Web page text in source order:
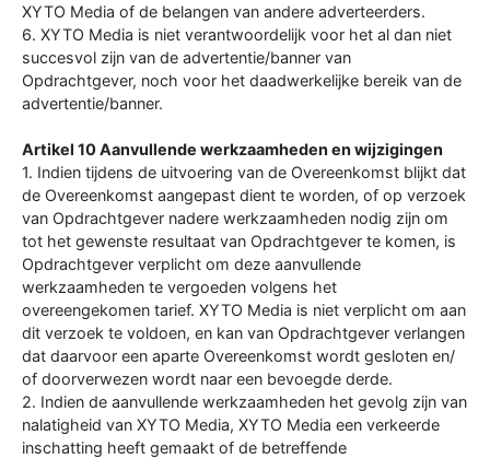
XYTO Media of de belangen van andere adverteerders.
6. XYTO Media is niet verantwoordelijk voor het al dan niet
succesvol zijn van de advertentie/banner van
Opdrachtgever, noch voor het daadwerkelijke bereik van de
advertentie/banner.
Artikel 10 Aanvullende werkzaamheden en wijzigingen
1. Indien tijdens de uitvoering van de Overeenkomst blijkt dat
de Overeenkomst aangepast dient te worden, of op verzoek
van Opdrachtgever nadere werkzaamheden nodig zijn om
tot het gewenste resultaat van Opdrachtgever te komen, is
Opdrachtgever verplicht om deze aanvullende
werkzaamheden te vergoeden volgens het
overeengekomen tarief. XYTO Media is niet verplicht om aan
dit verzoek te voldoen, en kan van Opdrachtgever verlangen
dat daarvoor een aparte Overeenkomst wordt gesloten en/
of doorverwezen wordt naar een bevoegde derde.
2. Indien de aanvullende werkzaamheden het gevolg zijn van
nalatigheid van XYTO Media, XYTO Media een verkeerde
inschatting heeft gemaakt of de betreffende